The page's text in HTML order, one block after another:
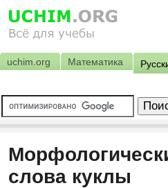
uchim.org Математика
слова куклы